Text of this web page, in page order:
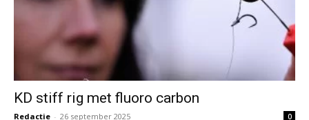
KD stiff rig met fluoro carbon
Redactie - 26 september 2025 0